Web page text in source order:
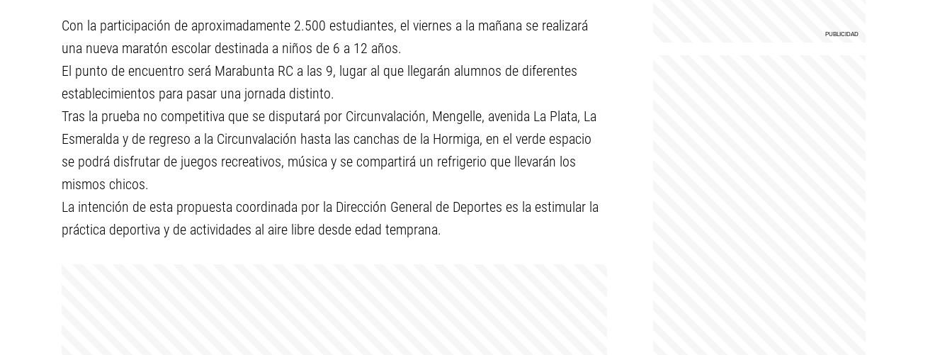
Con la participación de aproximadamente 2.500 estudiantes, el viernes a la mañana se realizará
una nueva maratón escolar destinada a niños de 6 a 12 años.
El punto de encuentro será Marabunta RC a las 9, lugar al que llegarán alumnos de diferentes
establecimientos para pasar una jornada distinto.
Tras la prueba no competitiva que se disputará por Circunvalación, Mengelle, avenida La Plata, La
Esmeralda y de regreso a la Circunvalación hasta las canchas de la Hormiga, en el verde espacio
se podrá disfrutar de juegos recreativos, música y se compartirá un refrigerio que llevarán los
mismos chicos.
La intención de esta propuesta coordinada por la Dirección General de Deportes es la estimular la
práctica deportiva y de actividades al aire libre desde edad temprana.